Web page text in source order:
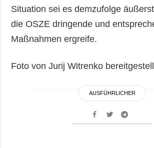
Situation sei es demzufolge
die OSZE dringende und
Maßnahmen ergreife.
Foto von Jurij Witrenko
AUSFÜHRLICHER